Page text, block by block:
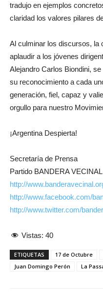
tradujo en ejemplos
claridad los valores pilares
Al culminar los discursos, la
aplaudir a los jóvenes
Alejandro Carlos Biondini,
su reconocimiento a cada
generación, fiel, capaz y
orgullo para nuestro
¡Argentina Despierta!
Secretaría de Prensa
Partido BANDERA VECINAL
http://
http://www.facebook.com/
http://www.twitter.com/
Vistas: 40
ETIQUETAS 17 de Octubre
Juan Domingo Perón
La